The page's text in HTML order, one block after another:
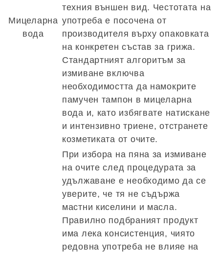
Мицеларна
вода
техния външен вид. Честотата на
употреба е посочена от
производителя върху опаковката
на конкретен състав за грижа.
Стандартният алгоритъм за
измиване включва
необходимостта да намокрите
памучен тампон в мицеларна
вода и, като избягвате натискане
и интензивно триене, отстранете
козметиката от очите.
При избора на пяна за измиване
на очите след процедурата за
удължаване е необходимо да се
уверите, че тя не съдържа
мастни киселини и масла.
Правилно подбраният продукт
има лека консистенция, чиято
редовна употреба не влияе на